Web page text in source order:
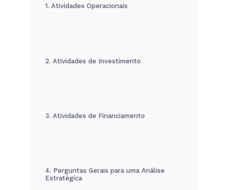
1. Atividades Operacionais
2. Atividades de Investimento
3. Atividades de Financiamento
4. Perguntas Gerais para uma Análise
Estratégica